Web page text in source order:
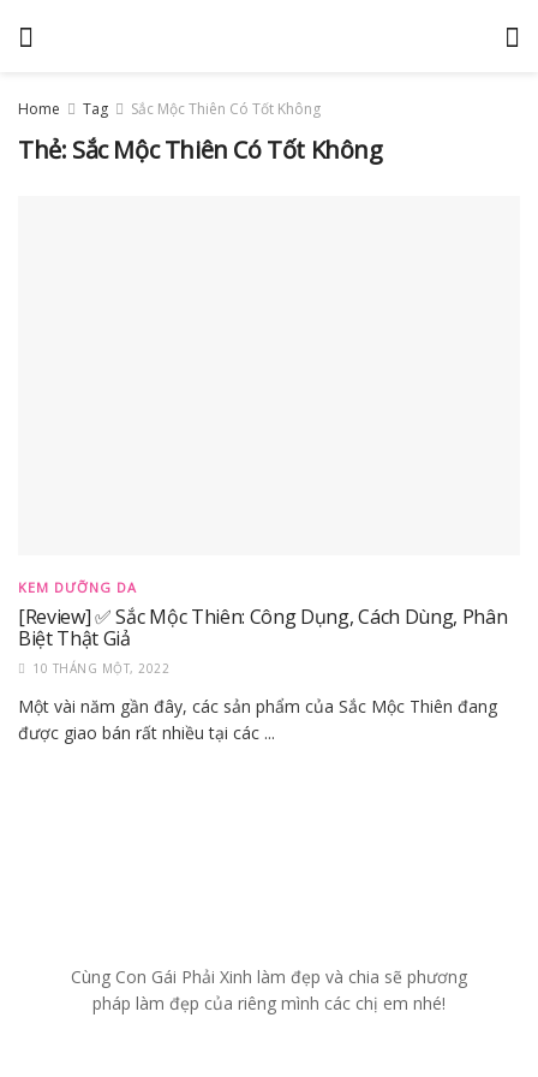
Home Tag Sắc Mộc Thiên Có Tốt Không
Thẻ: Sắc Mộc Thiên Có Tốt Không
KEM DƯỠNG DA
[Review] ✅ Sắc Mộc Thiên: Công Dụng, Cách Dùng, Phân
Biệt Thật Giả
10 THÁNG MỘT, 2022
Một vài năm gần đây, các sản phẩm của Sắc Mộc Thiên đang
được giao bán rất nhiều tại các ...
Cùng Con Gái Phải Xinh làm đẹp và chia sẽ phương
pháp làm đẹp của riêng mình các chị em nhé!